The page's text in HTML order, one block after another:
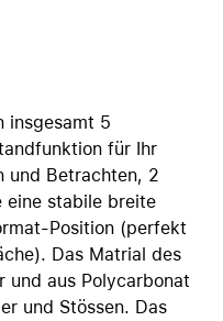
insgesamt 5
für Ihr
und Betrachten, 2
eine stabile breite
Position (perfekt
Das Matrial des
und aus Polycarbonat
und Stössen. Das